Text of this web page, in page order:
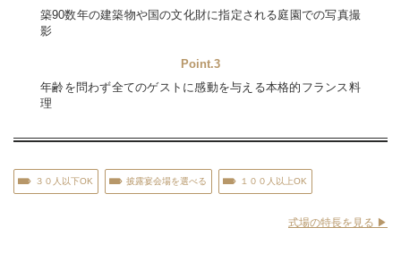
築90数年の建築物や国の文化財に指定される庭園での写真撮
影
Point.3
年齢を問わず全てのゲストに感動を与える本格的フランス料
理
３０人以下OK 披露宴会場を選べる １００人以上OK
式場の特長を見る ▶︎